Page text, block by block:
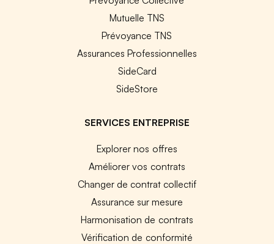
Mutuelle TNS
Prévoyance TNS
Assurances Professionnelles
SideCard
SideStore
SERVICES ENTREPRISE
Explorer nos offres
Améliorer vos contrats
Changer de contrat collectif
Assurance sur mesure
Harmonisation de contrats
Vérification de conformité